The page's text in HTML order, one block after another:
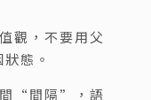
觀，不要用父
態。
“間隔”，語